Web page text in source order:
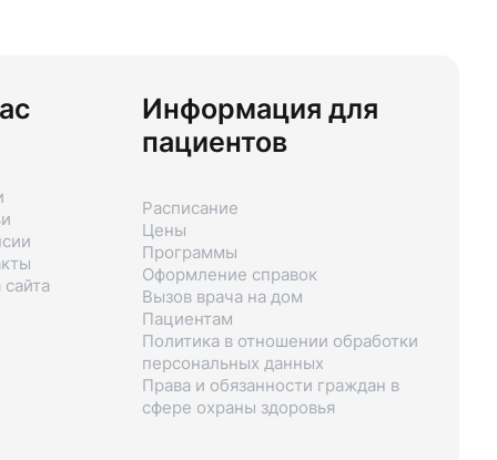
сайта
Информация для
пациентов
Расписание
Цены
Программы
Оформление справок
Вызов врача на дом
Пациентам
Политика в отношении обработки
персональных данных
Права и обязанности граждан в
сфере охраны здоровья